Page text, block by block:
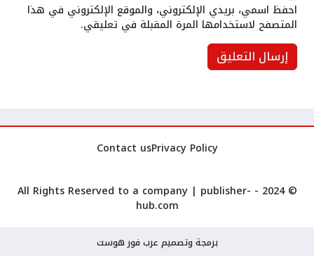
احفظ اسمي، بريدي الإلكتروني، والموقع الإلكتروني في هذا
المتصفح لاستخدامها المرة المقبلة في تعليقي.
Privacy Policy
Contact us
© 2024 - All Rights Reserved to a company |
publisher-
hub.com
برمجة وتصميم عرب فور هوست